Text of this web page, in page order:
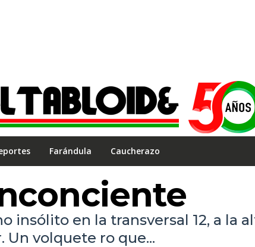
Farándula Caucherazo
insólito en la transversal 12, a la
Un volquete ro que...